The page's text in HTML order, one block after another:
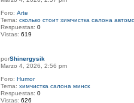
Foro:Arte
Tema:сколько стоит химчистка салона
Respuestas:0
Vistas:619
porShinergysik
Marzo 4, 2026, 2:56 pm
Foro:Humor
Tema:химчистка салона минск
Respuestas:0
Vistas:626